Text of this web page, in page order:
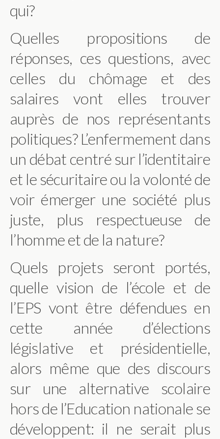
qui?
Quelles propositions de
réponses, ces questions, avec
celles du chômage et des
salaires vont elles trouver
auprès de nos représentants
politiques? L’enfermement dans
un débat centré sur l’identitaire
et le sécuritaire ou la volonté de
voir émerger une société plus
juste, plus respectueuse de
l’homme et de la nature?
Quels projets seront portés,
quelle vision de l’école et de
l’EPS vont être défendues en
cette année d’élections
législative et présidentielle,
alors même que des discours
sur une alternative scolaire
hors de l’Education nationale se
développent: il ne serait plus